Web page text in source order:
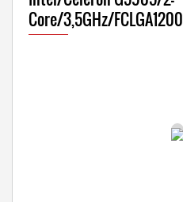
Core/3,5GHz/FCLGA1200